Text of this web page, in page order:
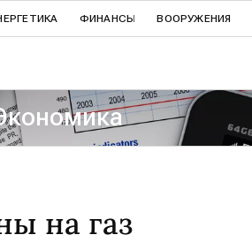
ФИНАНСЫ ВООРУЖЕНИЯ
на газ